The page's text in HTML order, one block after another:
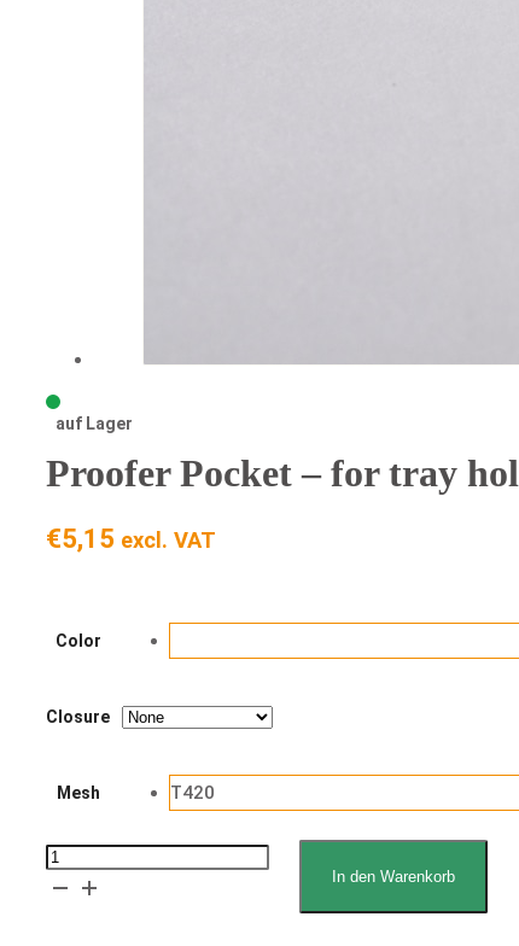
auf Lager
Proofer Pocket – for tray
€5,15 excl. VAT
Color
Closure
Mesh T420
Proofer
Pocket
In den Warenkorb